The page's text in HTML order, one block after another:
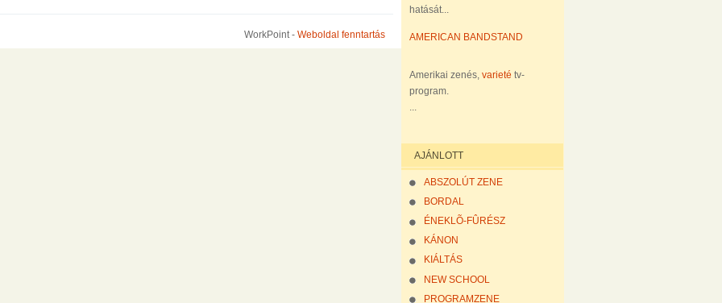
WorkPoint - Weboldal fenntartás
hatását...
AMERICAN BANDSTAND
Amerikai zenés, varieté tv-
program.
...
AJÁNLOTT
ABSZOLÚT ZENE
BORDAL
ÉNEKLÕ-FÛRÉSZ
KÁNON
KIÁLTÁS
NEW SCHOOL
PROGRAMZENE